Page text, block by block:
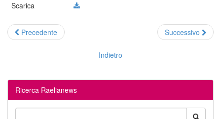
Scarica
Precedente Successivo
Indietro
Ricerca Raelianews